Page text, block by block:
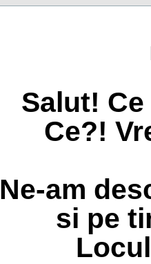
Salut!
Ce?!
Ne-am
si pe